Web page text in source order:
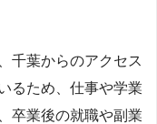
千葉からのアクセス
るため、仕事や学業
卒業後の就職や副業